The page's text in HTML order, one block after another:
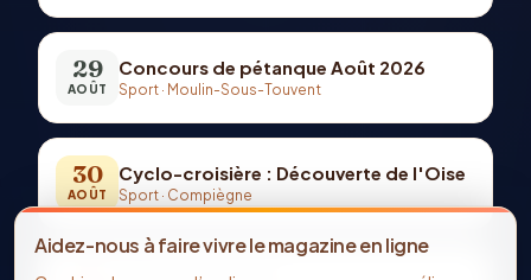
29
AOÛT
Concours de pétanque Août 2026
Sport · Moulin-Sous-Touvent
30
AOÛT
Cyclo-croisière : Découverte de l'Oise
Sport · Compiègne
Aidez-nous à faire vivre le magazine en ligne